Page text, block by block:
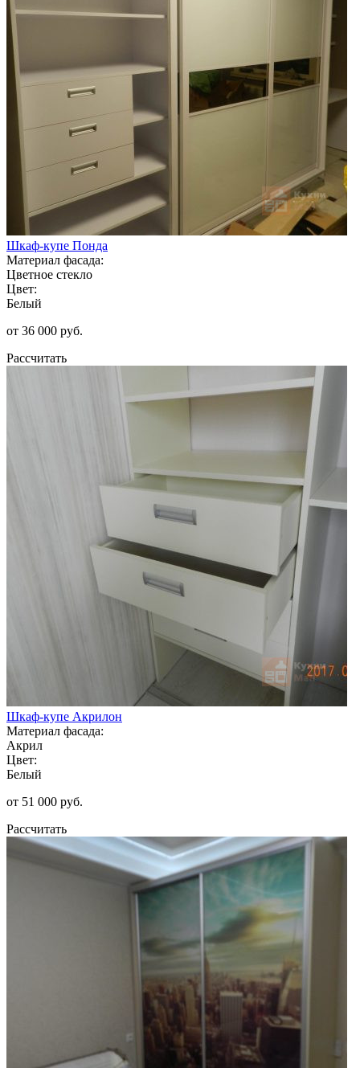
Шкаф-купе Понда
Материал фасада:
Цветное стекло
Цвет:
Белый
от 36 000 руб.
Рассчитать
Шкаф-купе Акрилон
Материал фасада:
Акрил
Цвет:
Белый
от 51 000 руб.
Рассчитать